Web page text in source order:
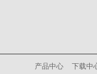
产品中心 下载中